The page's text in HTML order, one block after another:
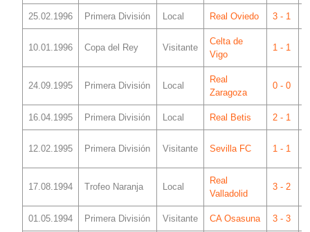
25.02.1996 Primera División Local Real Oviedo 3 - 1
10.01.1996 Copa del Rey Visitante
Celta de
Vigo
1 - 1
24.09.1995 Primera División Local
Real
Zaragoza
0 - 0
16.04.1995 Primera División Local Real Betis 2 - 1
12.02.1995 Primera División Visitante Sevilla FC 1 - 1
17.08.1994 Trofeo Naranja Local
Real
Valladolid
3 - 2
01.05.1994 Primera División Visitante CA Osasuna 3 - 3